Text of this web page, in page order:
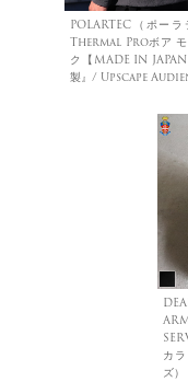
POLARTEC（ポーラ
Thermal Proボア モ
ク【MADE IN
製』/ Upscape
カ
ズ）